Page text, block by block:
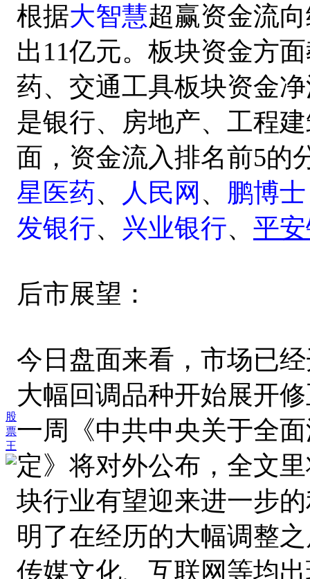
股
票
王
根据大智慧超赢资金流
出11亿元。板块资金方
药、交通工具板块资金
是银行、房地产、工程
面，资金流入排名前5的
星医药、 人民网 、 鹏博士
发银行、 兴业银行、 平
后市展望：
今日盘面来看，市场已
大幅回调品种开始展开
一周《中共中央关于全
定》将对外公布，全文
块行业有望迎来进一步
明了在经历的大幅调整
传媒文化、互联网等均